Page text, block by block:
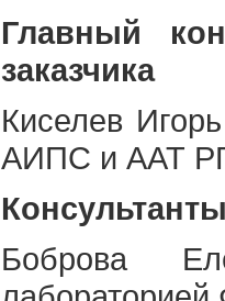
Главный
заказчика
Киселев
АИПС и ААТ
Консультанты
Боброва